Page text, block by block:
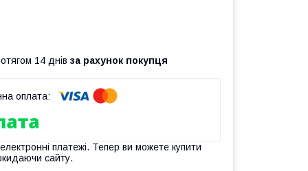
14 днів за рахунок покупця
платежі. Тепер ви можете купити
сайту.